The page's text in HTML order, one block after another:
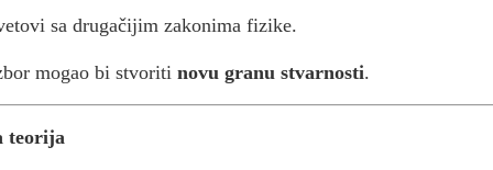
sa drugačijim zakonima fizike.
mogao bi stvoriti novu granu stvarnosti.
teorija